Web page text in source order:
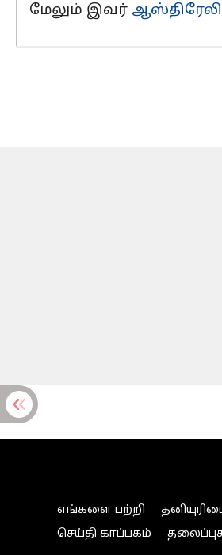
மேலும் இவர்
எங்களை பற்றி
செய்தி காப்பகம்